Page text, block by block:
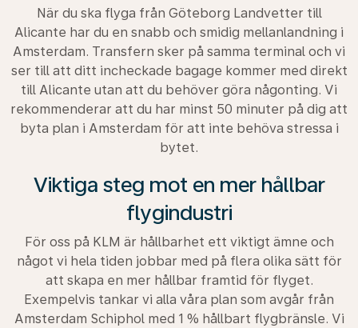
När du ska flyga från Göteborg Landvetter till
Alicante har du en snabb och smidig mellanlandning i
Amsterdam. Transfern sker på samma terminal och vi
ser till att ditt incheckade bagage kommer med direkt
till Alicante utan att du behöver göra någonting. Vi
rekommenderar att du har minst 50 minuter på dig att
byta plan i Amsterdam för att inte behöva stressa i
bytet.
Viktiga steg mot en mer hållbar
flygindustri
För oss på KLM är hållbarhet ett viktigt ämne och
något vi hela tiden jobbar med på flera olika sätt för
att skapa en mer hållbar framtid för flyget.
Exempelvis tankar vi alla våra plan som avgår från
Amsterdam Schiphol med 1 % hållbart flygbränsle. Vi